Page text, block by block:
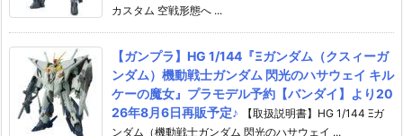
カスタム 空戦形態へ ...
【ガンプラ】HG 1/144『Ξガンダム（クスィーガ
ンダム）機動戦士ガンダム 閃光のハサウェイ キル
ケーの魔女』プラモデル予約【バンダイ】より20
26年8月6日再販予定♪
【取扱説明書】HG 1/144 Ξガ
ンダム（機動戦士ガンダム 閃光のハサウェイ ...